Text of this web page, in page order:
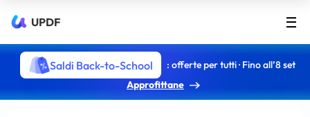
UPDF
Saldi Back-to-School
: offerte per tutti · Fino all’8 set
Approfittane